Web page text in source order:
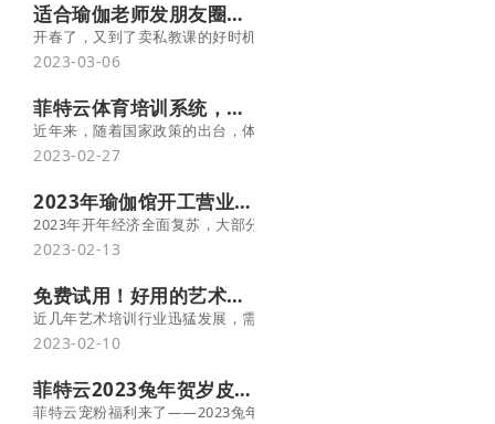
适合瑜伽老师发朋友圈的高级私教文案
开春了，又到了卖私教课的好时机。但是由于价格原因，成交并不容
2023-03-06
菲特云体育培训系统，助力机构高效处理教务难题！
近年来，随着国家政策的出台，体育在中考的比重大幅增加，校外体
2023-02-27
2023年瑜伽馆开工营业，系统这几个功能一定要用！
2023年开年经济全面复苏，大部分场馆都已经开工营业啦。为帮助
2023-02-13
免费试用！好用的艺术培训管理软件
近几年艺术培训行业迅猛发展，需求的增加和多样化需求，对机构的
2023-02-10
菲特云2023兔年贺岁皮肤上线啦，火速一键配置！
菲特云宠粉福利来了——2023兔年风格皮肤上线啦！让您的微官网红